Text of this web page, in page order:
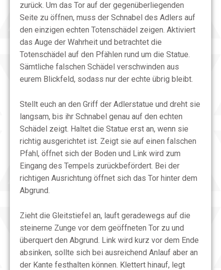
zurück. Um das Tor auf der gegenüberliegenden
Seite zu öffnen, muss der Schnabel des Adlers auf
den einzigen echten Totenschädel zeigen. Aktiviert
das Auge der Wahrheit und betrachtet die
Totenschädel auf den Pfählen rund um die Statue.
Sämtliche falschen Schädel verschwinden aus
eurem Blickfeld, sodass nur der echte übrig bleibt.
Stellt euch an den Griff der Adlerstatue und dreht sie
langsam, bis ihr Schnabel genau auf den echten
Schädel zeigt. Haltet die Statue erst an, wenn sie
richtig ausgerichtet ist. Zeigt sie auf einen falschen
Pfahl, öffnet sich der Boden und Link wird zum
Eingang des Tempels zurückbefördert. Bei der
richtigen Ausrichtung öffnet sich das Tor hinter dem
Abgrund.
Zieht die Gleitstiefel an, lauft geradewegs auf die
steinerne Zunge vor dem geöffneten Tor zu und
überquert den Abgrund. Link wird kurz vor dem Ende
absinken, sollte sich bei ausreichend Anlauf aber an
der Kante festhalten können. Klettert hinauf, legt